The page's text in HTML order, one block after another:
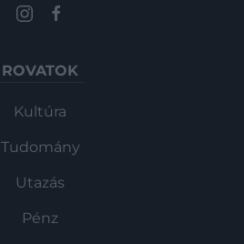
ROVATOK
Kultúra
Tudomány
Utazás
Pénz